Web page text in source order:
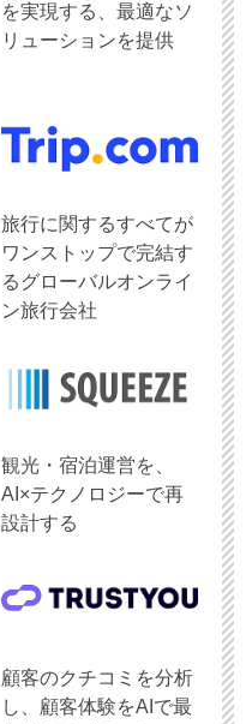
を実現する、最適なソ
リューションを提供
旅行に関するすべてが
ワンストップで完結す
るグローバルオンライ
ン旅行会社
観光・宿泊運営を、
AI×テクノロジーで再
設計する
顧客のクチコミを分析
し、顧客体験をAIで最